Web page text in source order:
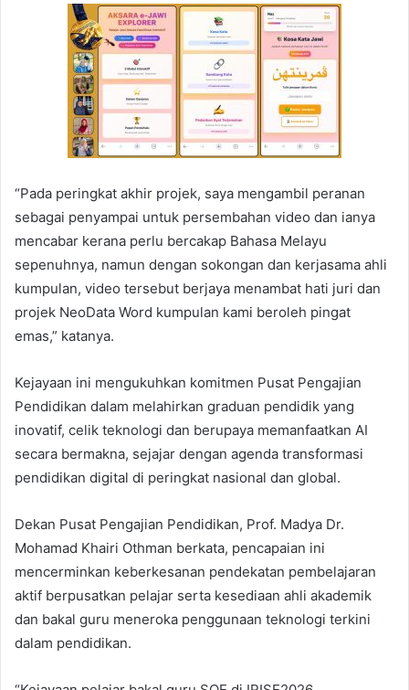
“Pada peringkat akhir projek, saya mengambil peranan
sebagai penyampai untuk persembahan video dan ianya
mencabar kerana perlu bercakap Bahasa Melayu
sepenuhnya, namun dengan sokongan dan kerjasama ahli
kumpulan, video tersebut berjaya menambat hati juri dan
projek NeoData Word kumpulan kami beroleh pingat
emas,” katanya.
Kejayaan ini mengukuhkan komitmen Pusat Pengajian
Pendidikan dalam melahirkan graduan pendidik yang
inovatif, celik teknologi dan berupaya memanfaatkan AI
secara bermakna, sejajar dengan agenda transformasi
pendidikan digital di peringkat nasional dan global.
Dekan Pusat Pengajian Pendidikan, Prof. Madya Dr.
Mohamad Khairi Othman berkata, pencapaian ini
mencerminkan keberkesanan pendekatan pembelajaran
aktif berpusatkan pelajar serta kesediaan ahli akademik
dan bakal guru meneroka penggunaan teknologi terkini
dalam pendidikan.